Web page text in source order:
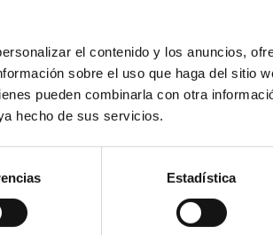
el contenido y los anuncios,
sobre el uso que haga del sitio
pueden combinarla con otra
hecho de sus servicios.
Estadística
da PNA é tão diferente dos habituais
as matérias, mas que também
parte fundamental da preparação para a
o início do curso que as simulações se
a lidar com as dificuldades e